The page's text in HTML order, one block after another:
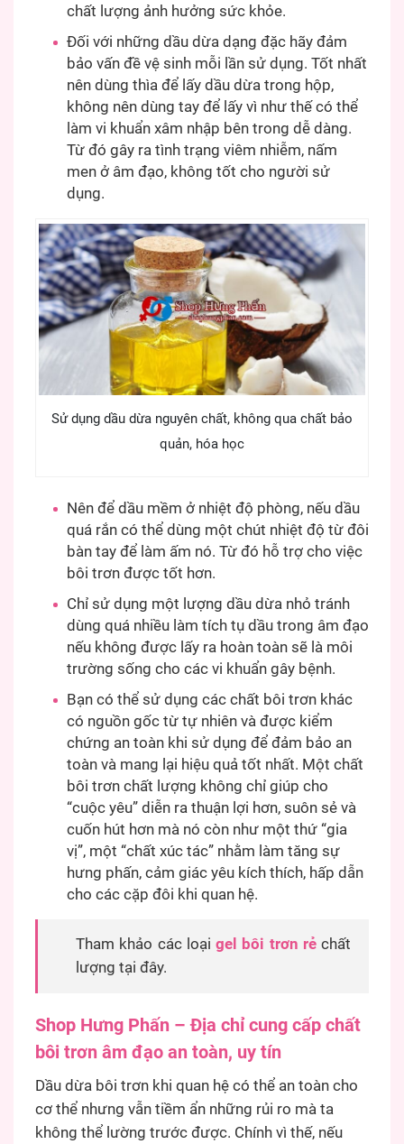
chất lượng ảnh hưởng sức khỏe.
Đối với những dầu dừa dạng đặc hãy đảm
bảo vấn đề vệ sinh mỗi lần sử dụng. Tốt nhất
nên dùng thìa để lấy dầu dừa trong hộp,
không nên dùng tay để lấy vì như thế có thể
làm vi khuẩn xâm nhập bên trong dễ dàng.
Từ đó gây ra tình trạng viêm nhiễm, nấm
men ở âm đạo, không tốt cho người sử
dụng.
Sử dụng dầu dừa nguyên chất, không qua chất bảo
quản, hóa học
Nên để dầu mềm ở nhiệt độ phòng, nếu dầu
quá rắn có thể dùng một chút nhiệt độ từ đôi
bàn tay để làm ấm nó. Từ đó hỗ trợ cho việc
bôi trơn được tốt hơn.
Chỉ sử dụng một lượng dầu dừa nhỏ tránh
dùng quá nhiều làm tích tụ dầu trong âm đạo
nếu không được lấy ra hoàn toàn sẽ là môi
trường sống cho các vi khuẩn gây bệnh.
Bạn có thể sử dụng các chất bôi trơn khác
có nguồn gốc từ tự nhiên và được kiểm
chứng an toàn khi sử dụng để đảm bảo an
toàn và mang lại hiệu quả tốt nhất. Một chất
bôi trơn chất lượng không chỉ giúp cho
“cuộc yêu” diễn ra thuận lợi hơn, suôn sẻ và
cuốn hút hơn mà nó còn như một thứ “gia
vị”, một “chất xúc tác” nhằm làm tăng sự
hưng phấn, cảm giác yêu kích thích, hấp dẫn
cho các cặp đôi khi quan hệ.
Tham khảo các loại gel bôi trơn rẻchất
lượng tại đây.
Shop Hưng Phấn – Địa chỉ cung cấp chất
bôi trơn âm đạo an toàn, uy tín
Dầu dừa bôi trơn khi quan hệ có thể an toàn cho
cơ thể nhưng vẫn tiềm ẩn những rủi ro mà ta
không thể lường trước được. Chính vì thế, nếu